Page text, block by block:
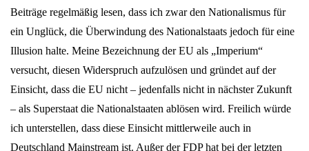
Beiträge regelmäßig lesen, dass ich zwar den Nationalismus für
ein Unglück, die Überwindung des Nationalstaats jedoch für eine
Illusion halte. Meine Bezeichnung der EU als „Imperium“
versucht, diesen Widerspruch aufzulösen und gründet auf der
Einsicht, dass die EU nicht – jedenfalls nicht in nächster Zukunft
– als Superstaat die Nationalstaaten ablösen wird. Freilich würde
ich unterstellen, dass diese Einsicht mittlerweile auch in
Deutschland Mainstream ist. Außer der FDP hat bei der letzten